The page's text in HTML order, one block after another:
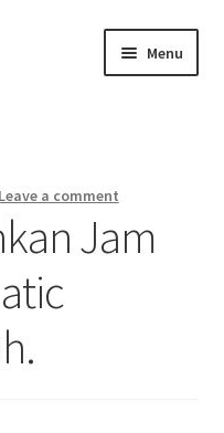
Menu
Leave a comment
Jam